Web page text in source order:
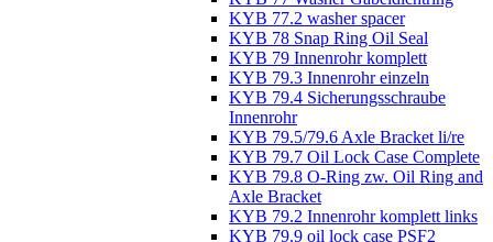
KYB 77.2 washer spacer
KYB 78 Snap Ring Oil Seal
KYB 79 Innenrohr komplett
KYB 79.3 Innenrohr einzeln
KYB 79.4 Sicherungsschraube
Innenrohr
KYB 79.5/79.6 Axle Bracket li/re
KYB 79.7 Oil Lock Case Complete
KYB 79.8 O-Ring zw. Oil Ring and
Axle Bracket
KYB 79.2 Innenrohr komplett links
KYB 79.9 oil lock case PSF2